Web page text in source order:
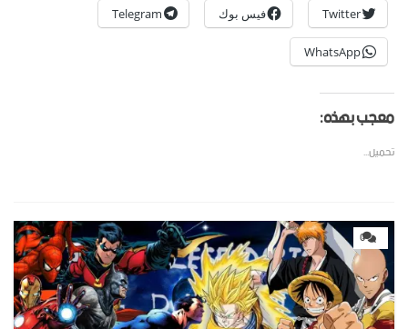
Twitter فيس بوك Telegram
WhatsApp
معجب بهذه:
تحميل...
0